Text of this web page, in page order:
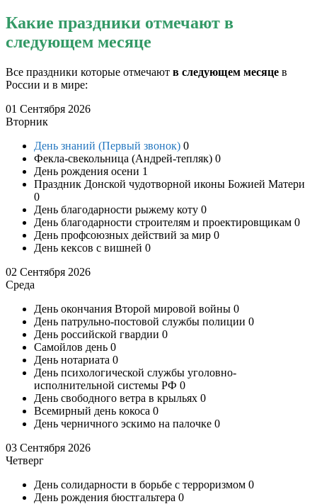
Какие праздники отмечают в
следующем месяце
Все праздники которые отмечают в следующем месяце в
России и в мире:
01 Сентября 2026
Вторник
День знаний (Первый звонок) 0
Фекла-свекольница (Андрей-тепляк) 0
День рождения осени 1
Праздник Донской чудотворной иконы Божией Матери
0
День благодарности рыжему коту 0
День благодарности строителям и проектировщикам 0
День профсоюзных действий за мир 0
День кексов с вишней 0
02 Сентября 2026
Среда
День окончания Второй мировой войны 0
День патрульно-постовой службы полиции 0
День российской гвардии 0
Самойлов день 0
День нотариата 0
День психологической службы уголовно-
исполнительной системы РФ 0
День свободного ветра в крыльях 0
Всемирный день кокоса 0
День черничного эскимо на палочке 0
03 Сентября 2026
Четверг
День солидарности в борьбе с терроризмом 0
День рождения бюстгальтера 0